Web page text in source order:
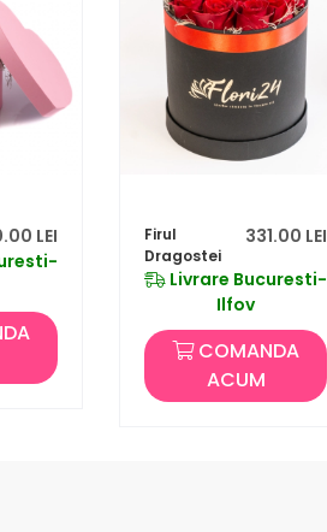
LEI 331.00 LEI
Firul
Dragostei
Livrare Bucuresti-
Ilfov
COMANDA
ACUM